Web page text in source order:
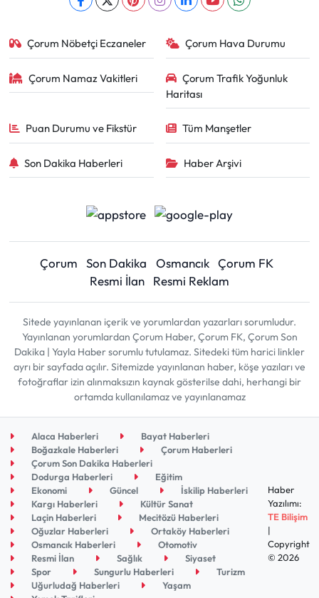
Çorum Nöbetçi Eczaneler Çorum Hava Durumu
Çorum Namaz Vakitleri
Çorum Trafik Yoğunluk
Haritası
Puan Durumu ve Fikstür Tüm Manşetler
Son Dakika Haberleri Haber Arşivi
Çorum Son Dakika Osmancık Çorum FK
Resmi İlan
Resmi Reklam
Sitede yayınlanan içerik ve yorumlardan yazarları sorumludur.
Yayınlanan yorumlardan Çorum Haber, Çorum FK, Çorum Son
Dakika | Yayla Haber sorumlu tutulamaz. Sitedeki tüm harici linkler
ayrı bir sayfada açılır. Sitemizde yayınlanan haber, köşe yazıları ve
fotoğraflar izin alınmaksızın kaynak gösterilse dahi, herhangi bir
ortamda kullanılamaz ve yayınlanamaz
Alaca Haberleri
Bayat Haberleri
Boğazkale Haberleri
Çorum Haberleri
Çorum Son Dakika Haberleri
Dodurga Haberleri
Eğitim
Ekonomi
Güncel
İskilip Haberleri
Kargı Haberleri
Kültür Sanat
Laçin Haberleri
Mecitözü Haberleri
Oğuzlar Haberleri
Ortaköy Haberleri
Osmancık Haberleri
Otomotiv
Resmi İlan
Sağlık
Siyaset
Spor
Sungurlu Haberleri
Turizm
Uğurludağ Haberleri
Yaşam
Haber
Yazılımı:
TE Bilişim
|
Copyright
© 2026